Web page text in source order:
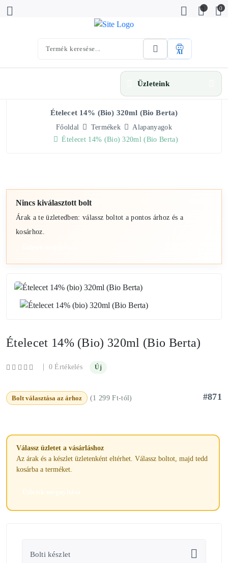
0
AI
Üzleteink
Ételecet 14% (bio) 320ml (Bio Berta)
Főoldal Termékek
Alapanyagok
Ételecet 14% (bio) 320ml (Bio Berta)
Nincs kiválasztott bolt
Árak a te üzletedben: válassz boltot a pontos árhoz és a
kosárhoz.
Ételecet 14% (bio) 320ml (Bio Berta)
| 0 Értékelés Új
Bolt választása az árhoz (1 299 Ft-tól) #871
Válassz üzletet a vásárláshoz
Az árak és a készlet üzletenként eltérhet. Válassz boltot, majd tedd
kosárba a terméket.
Üzletek megnyitása
Bolti készlet